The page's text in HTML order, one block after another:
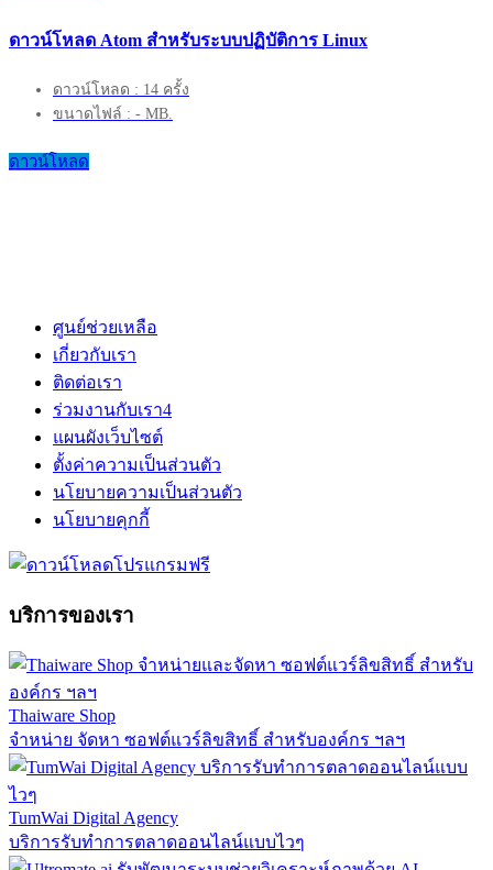
ดาวน์โหลด Atom สำหรับระบบปฏิบัติการ Linux
ดาวน์โหลด : 14 ครั้ง
ขนาดไฟล์ : - MB.
ดาวน์โหลด
ศูนย์ช่วยเหลือ
เกี่ยวกับเรา
ติดต่อเรา
ร่วมงานกับเรา4
แผนผังเว็บไซต์
ตั้งค่าความเป็นส่วนตัว
นโยบายความเป็นส่วนตัว
นโยบายคุกกี้
บริการของเรา
Thaiware Shop
จำหน่าย จัดหา ซอฟต์แวร์ลิขสิทธิ์ สำหรับองค์กร ฯลฯ
TumWai Digital Agency
บริการรับทำการตลาดออนไลน์แบบไวๆ